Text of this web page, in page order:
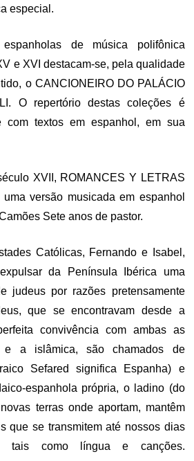
especial.
de música polifônica
e XVI destacam-se, pela qualidade
o CANCIONEIRO DO PALÁCIO
O repertório destas coleções é
com textos em espanhol, em sua
XVII, ROMANCES Y LETRAS
versão musicada em espanhol
Sete anos de pastor.
Católicas, Fernando e Isabel,
da Península Ibérica uma
judeus por razões pretensamente
que se encontravam desde a
convivência com ambas as
e a islâmica, são chamados de
Sefared significa Espanha) e
espanhola própria, o ladino (do
terras onde aportam, mantêm
que se transmitem até nossos dias
tais como língua e canções.